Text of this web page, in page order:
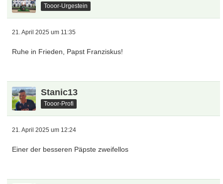
Tooor-Urgestein
21. April 2025 um 11:35
Ruhe in Frieden, Papst Franziskus!
Stanic13
Tooor-Profi
21. April 2025 um 12:24
Einer der besseren Päpste zweifellos